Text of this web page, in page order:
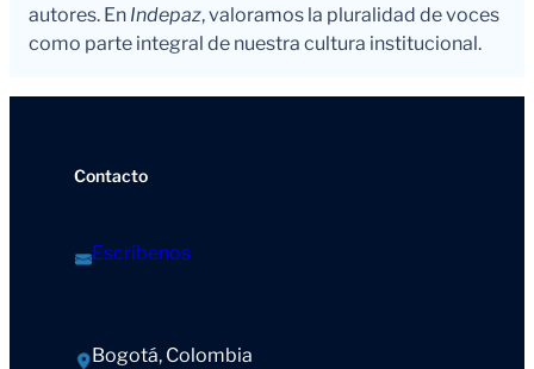
autores. En Indepaz, valoramos la pluralidad de voces
como parte integral de nuestra cultura institucional.
Contacto
Escríbenos
Bogotá, Colombia